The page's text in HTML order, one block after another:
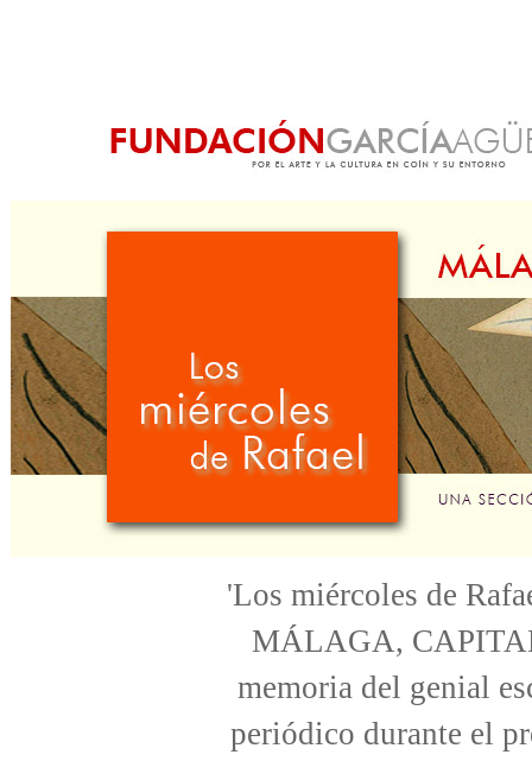
'Los miércoles de
MÁLAGA,
memoria del genial
periódico durante el